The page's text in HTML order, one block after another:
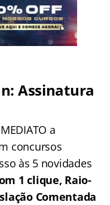
Assinatura
a
concursos
às 5 novidades
1 clique, Raio-
Comentada